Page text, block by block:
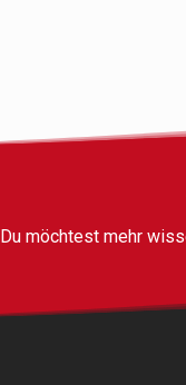
Du möchtest mehr